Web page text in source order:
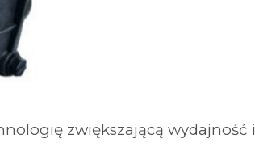
zwiększającą wydajność i